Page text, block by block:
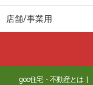
店舗/事業用
goo住宅・不動産とは